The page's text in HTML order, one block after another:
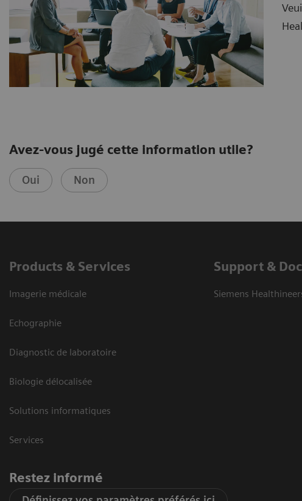
Avez-vous jugé cette information utile?
Oui Non
Products & Services
Imagerie médicale
Echographie
Diagnostic de laboratoire
Biologie délocalisée
Solutions informatiques
Services
Support &
Siemens
Restez informé